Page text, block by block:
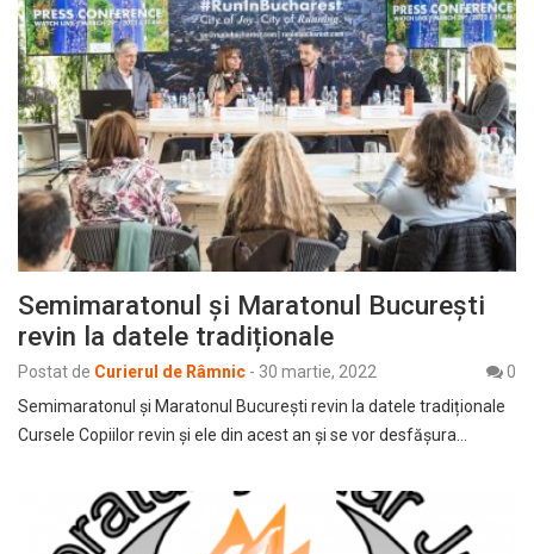
Semimaratonul și Maratonul București
revin la datele tradiționale
Postat de Curierul de Râmnic - 30 martie, 2022
0
Semimaratonul și Maratonul București revin la datele tradiționale
Cursele Copiilor revin și ele din acest an și se vor desfășura…